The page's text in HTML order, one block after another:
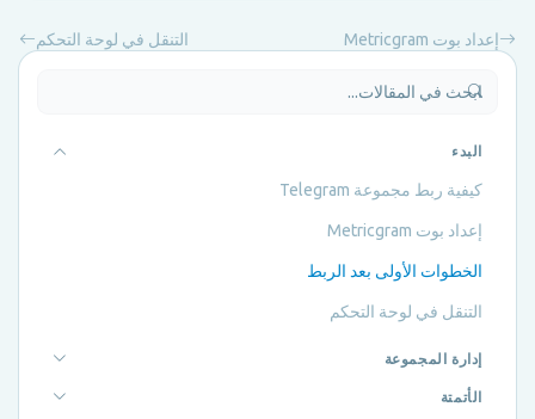
إعداد بوت Metricgram التنقل في لوحة التحكم
البدء
كيفية ربط مجموعة Telegram
إعداد بوت Metricgram
الخطوات الأولى بعد الربط
التنقل في لوحة التحكم
إدارة المجموعة
الأتمتة